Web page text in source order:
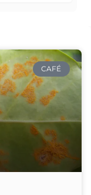
CAFÉ